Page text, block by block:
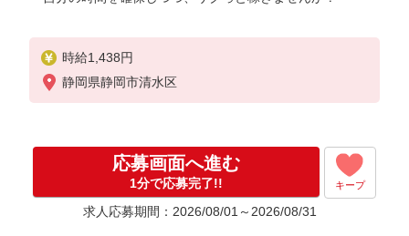
時給1,438円
静岡県静岡市清水区
応募画面へ進む
1分で応募完了!! キープ
求人応募期間：2026/08/01～2026/08/31